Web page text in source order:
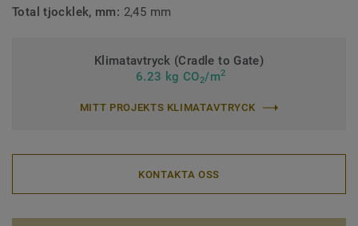
Total tjocklek, mm: 2,45 mm
Klimatavtryck (Cradle to Gate)
6.23 kg CO2/m2
MITT PROJEKTS KLIMATAVTRYCK
KONTAKTA OSS